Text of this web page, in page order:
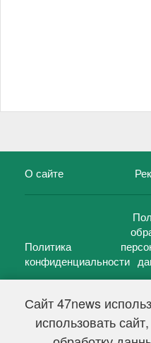
Сайт 47news
использовать
О сайте
Политика
конфиденциальности
47 новостей (47 news)2005